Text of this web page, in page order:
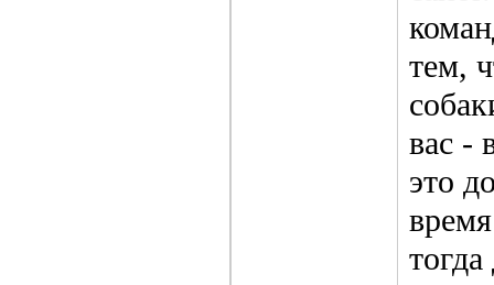
тем,
вас -
это